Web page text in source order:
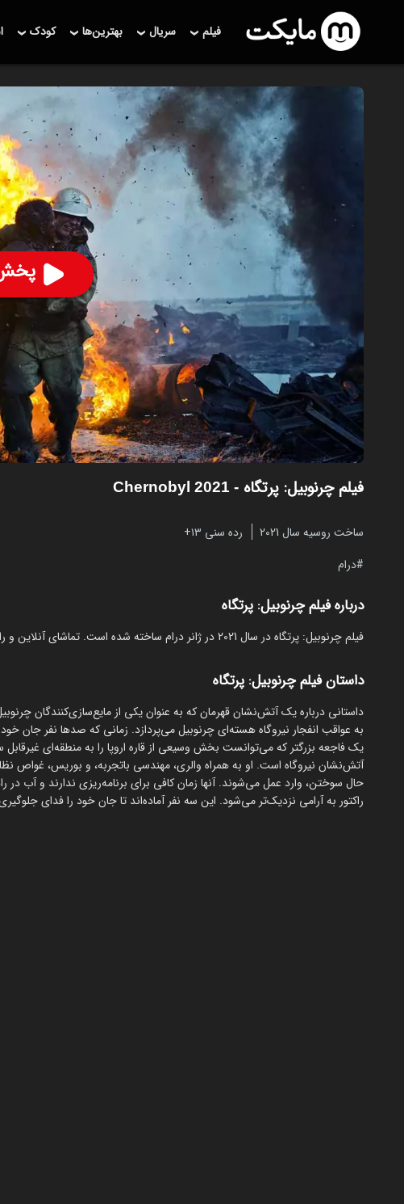
فیلم سریال بهترین‌ها کودک
فیلم چرنوبیل: پرتگاه - Chernobyl 2021
ساخت روسیه سال 2021
رده سنی ۱۳+
درام
درباره فیلم چرنوبیل: پرتگاه
فیلم چرنوبیل: پرتگاه در سال 2021 در ژانر درام ساخته شده است. تماشای آنلاین و رایگان Chernobyl از مایکت با زیرنویس فارسی بدون نیاز به دانلود.
داستان فیلم چرنوبیل: پرتگاه
داستانی درباره یک آتش‌نشان قهرمان که به عنوان یکی از مایع‌سازی‌کنندگان
به عواقب انفجار نیروگاه هسته‌ای چرنوبیل می‌پردازد. زمانی که صدها نفر جان
یک فاجعه بزرگتر که می‌توانست بخش وسیعی از قاره اروپا را به منطقه‌ای
آتش‌نشان نیروگاه است. او به همراه والری، مهندسی باتجربه، و بوریس، غواص
حال سوختن، وارد عمل می‌شوند. آنها زمان کافی برای برنامه‌ریزی ندارند و
راکتور به آرامی نزدیک‌تر می‌شود. این سه نفر آماده‌اند تا جان خود را فدای